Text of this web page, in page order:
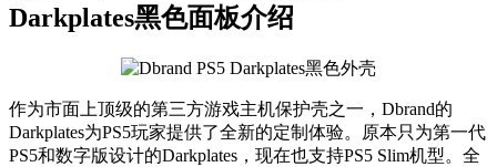
Darkplates黑色面板介绍
作为市面上顶级的第三方游戏主机保护壳之一，Dbrand的
Darkplates为PS5玩家提供了全新的定制体验。原本只为第一代
PS5和数字版设计的Darkplates，现在也支持PS5 Slim机型。全